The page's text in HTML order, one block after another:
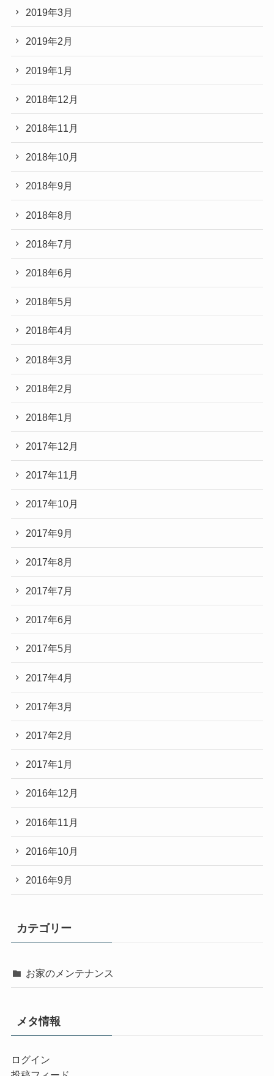
2019年3月
2019年2月
2019年1月
2018年12月
2018年11月
2018年10月
2018年9月
2018年8月
2018年7月
2018年6月
2018年5月
2018年4月
2018年3月
2018年2月
2018年1月
2017年12月
2017年11月
2017年10月
2017年9月
2017年8月
2017年7月
2017年6月
2017年5月
2017年4月
2017年3月
2017年2月
2017年1月
2016年12月
2016年11月
2016年10月
2016年9月
カテゴリー
お家のメンテナンス
メタ情報
ログイン